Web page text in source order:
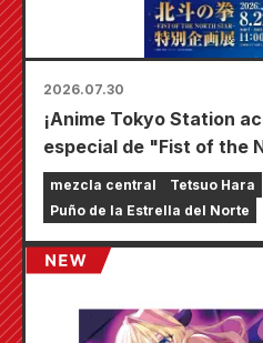
2026.07.30
¡Anime Tokyo Station
especial de "Fist of the
mezcla central
Tetsuo Hara
Puño de la Estrella del Norte